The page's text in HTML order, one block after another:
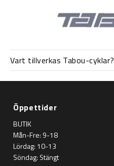
Vart tillverkas Tabou-cyklar?
Öppettider
BUTIK
Mån-Fre: 9-18
Lördag: 10-13
Söndag: Stängt